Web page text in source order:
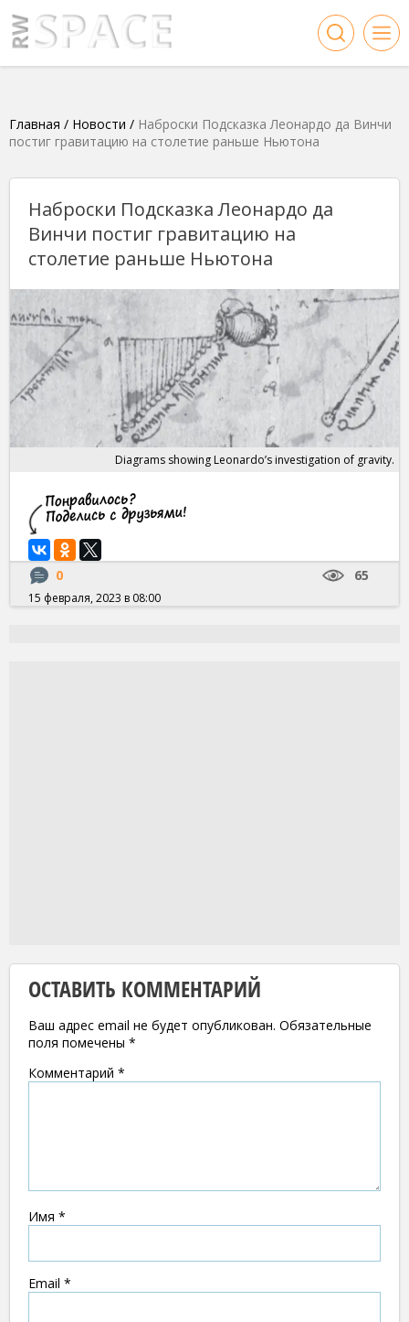
Главная / Новости / Наброски Подсказка Леонардо да Винчи
постиг гравитацию на столетие раньше Ньютона
Наброски Подсказка Леонардо да
Винчи постиг гравитацию на
столетие раньше Ньютона
Diagrams showing Leonardo’s investigation of gravity.
0 65
15 февраля, 2023 в 08:00
ОСТАВИТЬ КОММЕНТАРИЙ
Ваш адрес email не будет опубликован. Обязательные
поля помечены *
Комментарий *
Имя *
Email *